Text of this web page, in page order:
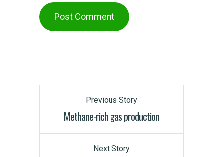
Previous Story
Methane-rich gas production
Next Story